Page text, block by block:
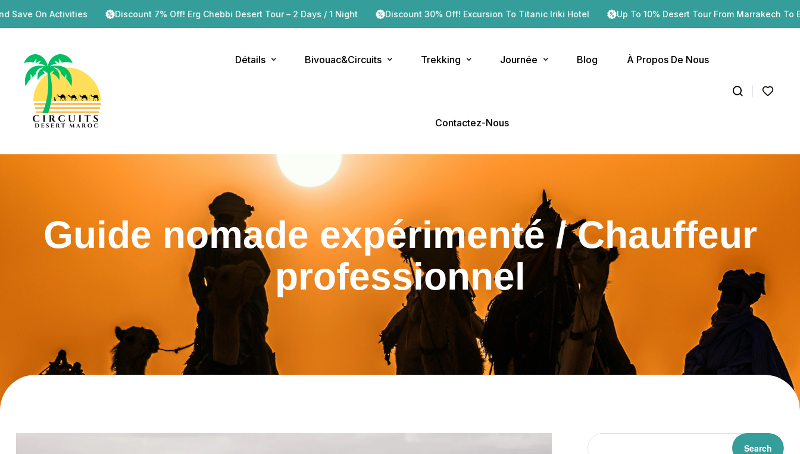
Discount 7% Off! Erg Chebbi Desert Tour – 2 Days / 1 Night Discount 30% Off! Excursion To Titanic Iriki Hotel Up To 10% Desert Tour From Marrakech To Erg Chegaga
Détails Bivouac&Circuits Trekking Journée Blog À Propos De Nous
Contactez-Nous
Guide nomade expérimenté / Chauffeur
professionnel
Search